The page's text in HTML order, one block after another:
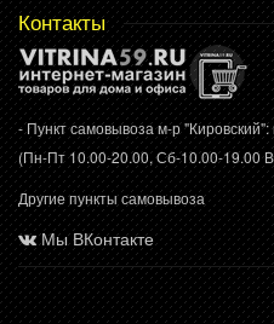
Контакты
- Пункт самовывоза м-р
(Пн-Пт 10.00-20.00, Сб-10.00-19.00
Другие пункты самовывоза
Мы ВКонтакте